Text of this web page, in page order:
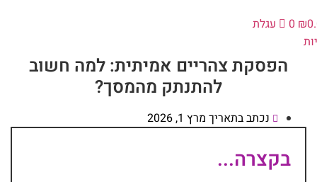
₪
0
עגלת
הפסקת צהריים אמיתית: למה חשוב
להתנתק מהמסך?
נכתב בתאריך מרץ 1, 2026
בקצרה...